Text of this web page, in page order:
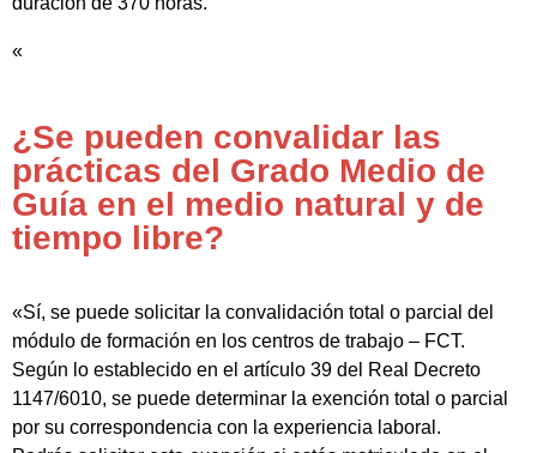
«
¿Se pueden convalidar las
prácticas del Grado Medio de
Guía en el medio natural y de
tiempo libre?
«Sí, se puede solicitar la convalidación total o parcial del
módulo de formación en los centros de trabajo – FCT.
Según lo establecido en el artículo 39 del Real Decreto
1147/6010, se puede determinar la exención total o parcial
por su correspondencia con la experiencia laboral.